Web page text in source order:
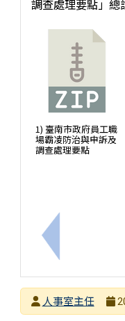
上一筆：檢送
調查處理要點」總
1) 臺南市政府員工職
場霸凌防治與申訴及
調查處理要點
發布者人事室主任